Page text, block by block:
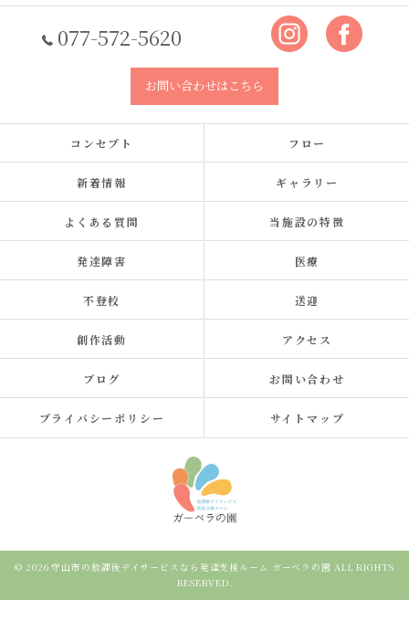
077-572-5620
お問い合わせはこちら
コンセプト フロー
新着情報 ギャラリー
よくある質問 当施設の特徴
発達障害 医療
不登校 送迎
創作活動 アクセス
ブログ お問い合わせ
プライバシーポリシー サイトマップ
© 2026 守山市の放課後デイサービスなら発達支援ルーム ガーベラの園 ALL RIGHTS
RESERVED.